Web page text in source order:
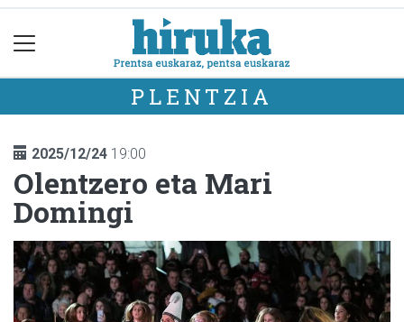
PLENTZIA
2025/12/24 19:00
Olentzero eta Mari
Domingi